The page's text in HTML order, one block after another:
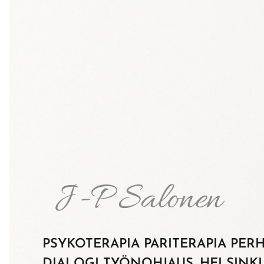
J-P Salonen
PSYKOTERAPIA PARITERAPIA